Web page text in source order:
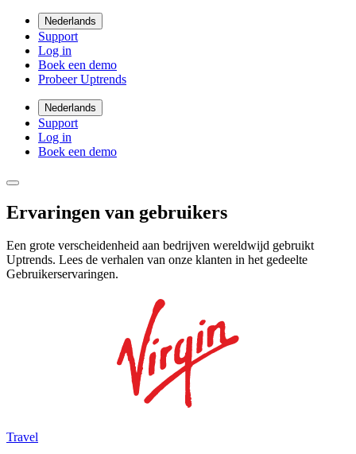
Nederlands
Support
Log in
Boek een demo
Probeer Uptrends
Nederlands
Support
Log in
Boek een demo
Ervaringen van gebruikers
Een grote verscheidenheid aan bedrijven wereldwijd gebruikt
Uptrends. Lees de verhalen van onze klanten in het gedeelte
Gebruikerservaringen.
Travel